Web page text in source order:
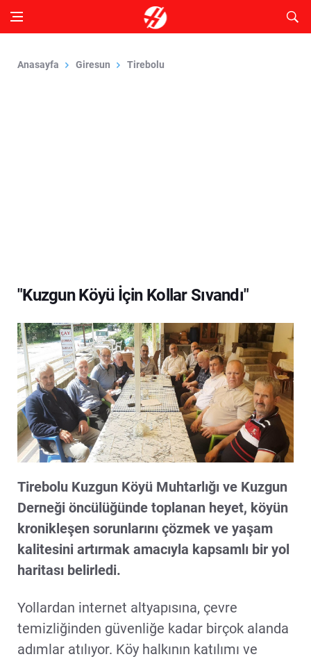
Anasayfa Giresun Tirebolu
"Kuzgun Köyü İçin Kollar Sıvandı"
Tirebolu Kuzgun Köyü Muhtarlığı ve Kuzgun
Derneği öncülüğünde toplanan heyet, köyün
kronikleşen sorunlarını çözmek ve yaşam
kalitesini artırmak amacıyla kapsamlı bir yol
haritası belirledi.
Yollardan internet altyapısına, çevre
temizliğinden güvenliğe kadar birçok alanda
adımlar atılıyor. Köy halkının katılımı ve